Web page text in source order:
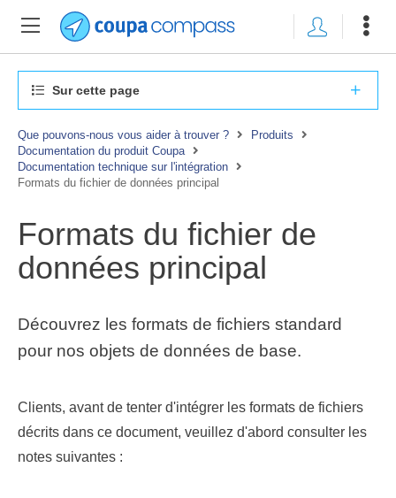
Sur cette page
Que pouvons-nous vous aider à trouver ?
Produits
Documentation du produit Coupa
Documentation technique sur l'intégration
Formats du fichier de données principal
Formats du fichier de
données principal
Découvrez les formats de fichiers standard
pour nos objets de données de base.
Clients, avant de tenter d'intégrer les formats de fichiers
décrits dans ce document, veuillez d'abord consulter les
notes suivantes :